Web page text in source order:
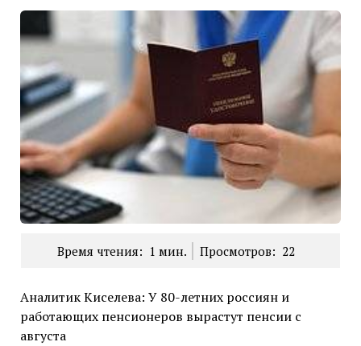
Время чтения: 1 мин. Просмотров: 22
Аналитик Киселева: У 80-летних россиян и
работающих пенсионеров вырастут пенсии с
августа